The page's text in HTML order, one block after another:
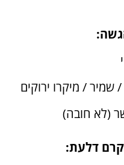
שמיר / מיקרו ירוקים
(לא חובה)
קרם דלעת: